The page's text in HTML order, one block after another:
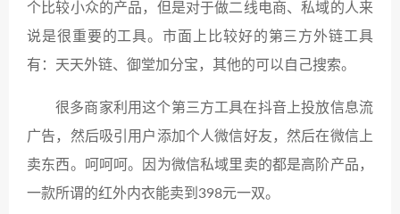
个比较小众的产品，但是对于做二线电商、私域的人来
说是很重要的工具。市面上比较好的第三方外链工具
有：天天外链、御堂加分宝，其他的可以自己搜索。
很多商家利用这个第三方工具在抖音上投放信息流
广告，然后吸引用户添加个人微信好友，然后在微信上
卖东西。呵呵呵。因为微信私域里卖的都是高阶产品，
一款所谓的红外内衣能卖到398元一双。